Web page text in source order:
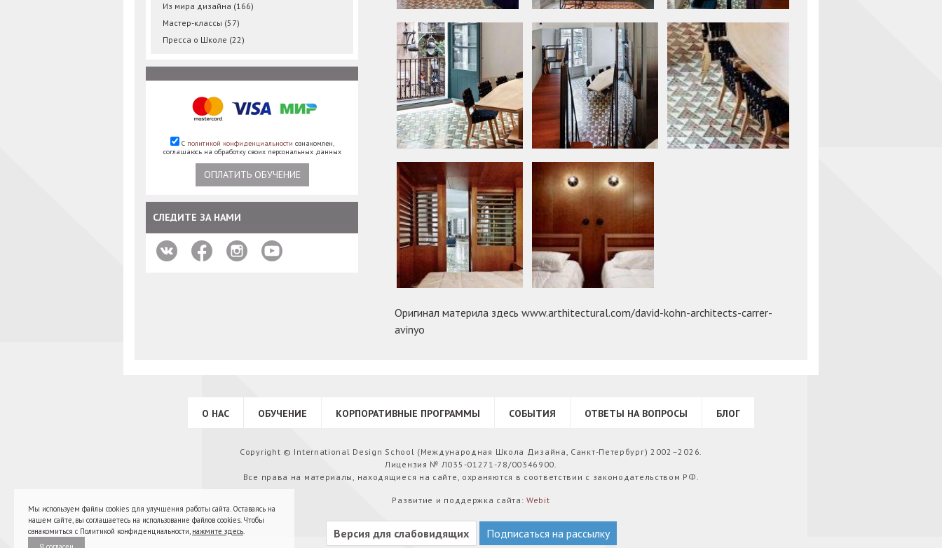
Из мира дизайна (166)
Мастер-классы (57)
Пресса о Школе (22)
С политикой конфиденциальности ознакомлен,
соглашаюсь на обработку своих персональных данных
ОПЛАТИТЬ ОБУЧЕНИЕ
СЛЕДИТЕ ЗА НАМИ
Оригинал материла здесь www.arthitectural.com/david-kohn-architects-carrer-
avinyo
О НАС ОБУЧЕНИЕ КОРПОРАТИВНЫЕ ПРОГРАММЫ СОБЫТИЯ ОТВЕТЫ НА ВОПРОСЫ БЛОГ
Copyright © International Design School (Международная Школа Дизайна, Санкт-Петербург) 2002–2026.
Лицензия № Л035-01271-78/00346900.
Все права на материалы, находящиеся на сайте, охраняются в соответствии с законодательством РФ.
Развитие и поддержка сайта:Webit
Версия для слабовидящих Подписаться на рассылку
Мы используем файлы cookies для улучшения работы сайта. Оставаясь на
нашем сайте, вы соглашаетесь на использование файлов cookies. Чтобы
ознакомиться с Политикой конфиденциальности, нажмите здесь.